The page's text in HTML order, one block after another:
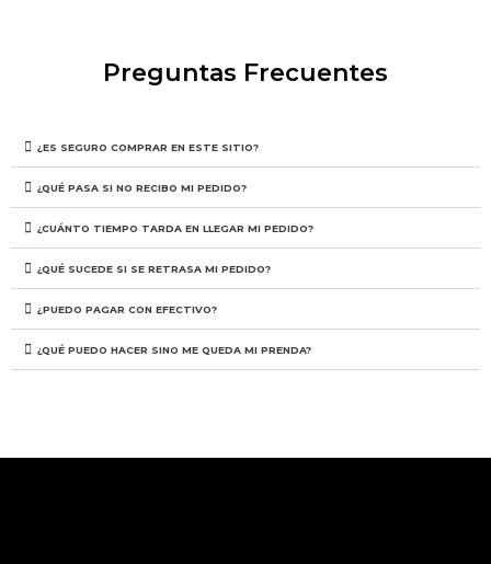
Preguntas Frecuentes
¿ES SEGURO COMPRAR EN ESTE SITIO?
¿QUÉ PASA SI NO RECIBO MI PEDIDO?
¿CUÁNTO TIEMPO TARDA EN LLEGAR MI PEDIDO?
¿QUÉ SUCEDE SI SE RETRASA MI PEDIDO?
¿PUEDO PAGAR CON EFECTIVO?
¿QUÉ PUEDO HACER SINO ME QUEDA MI PRENDA?